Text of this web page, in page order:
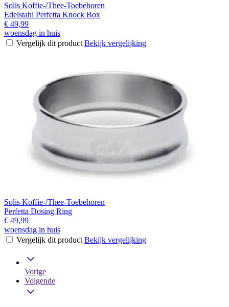
Solis Koffie-/Thee-Toebehoren
Edelstahl Perfetta Knock Box
€ 49,99
woensdag in huis
Vergelijk dit product Bekijk vergelijking
Solis Koffie-/Thee-Toebehoren
Perfetta Dosing Ring
€ 49,99
woensdag in huis
Vergelijk dit product Bekijk vergelijking
Vorige
Volgende